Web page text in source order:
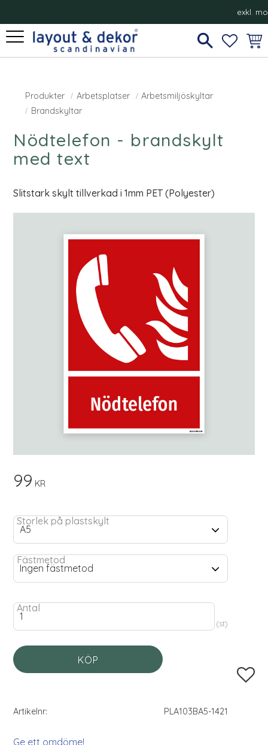
Meny
exkl.
Produkter Arbetsplatser
Arbetsmiljöskyltar
Brandskyltar
Nödtelefon - brandskylt
med text
Slitstark skylt tillverkad i 1mm PET (Polyester)
99 KR
Storlek på plastskylt
Fästmetod
Antal
st
KÖP
Lägg
Artikelnr PLA103BA5-1421
Ge ett omdöme!